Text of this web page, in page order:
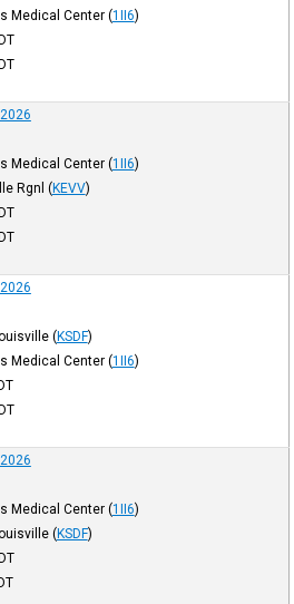
Medical Center (1II6)
Medical Center (1II6)
Rgnl (KEVV)
(KSDF)
Medical Center (1II6)
Medical Center (1II6)
(KSDF)